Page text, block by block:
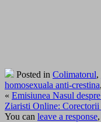
Posted in Colimatorul,
homosexuala anti-crestina,
« Emisiunea Nasul
Ziaristi Online: Corectorii
You can leave a response